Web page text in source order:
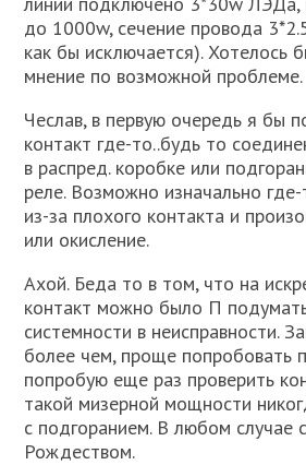
до 1000w, сечение провода
как бы исключается). Хотелось
мнение по возможной проблеме.
Чеслав, в первую очередь я бы
контакт где-то..будь то
в распред. коробке или
реле. Возможно изначально
из-за плохого контакта и
или окисление.
Ахой. Беда то в том, что на
контакт можно было П
системности в неисправности.
более чем, проще попробовать
попробую еще раз проверить
такой мизерной мощности
с подгоранием. В любом случае
Рождеством.